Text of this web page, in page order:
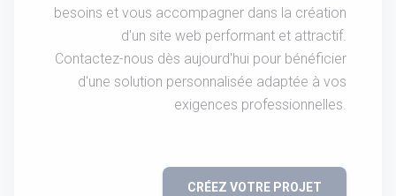
besoins et vous accompagner dans la création
d'un site web performant et attractif.
Contactez-nous dès aujourd'hui pour bénéficier
d'une solution personnalisée adaptée à vos
exigences professionnelles.
CRÉEZ VOTRE PROJET